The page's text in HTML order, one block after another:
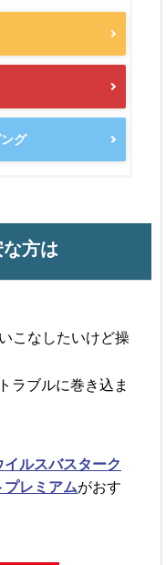
グ
方は
こなしたいけど操
ラブルに巻き込ま
イルスバスターク
プレミアムがおす